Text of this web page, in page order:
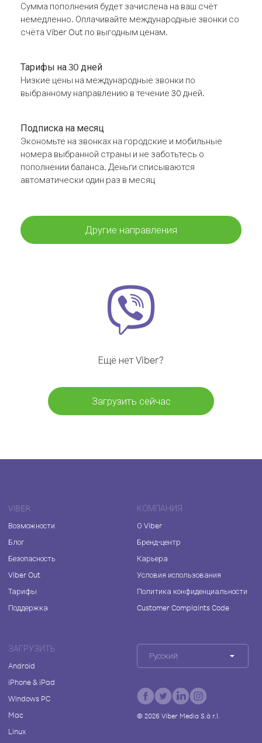
Сумма пополнения будет зачислена на ваш счёт
немедленно. Оплачивайте международные звонки со
счёта Viber Out по выгодным ценам.
Тарифы на 30 дней
Низкие цены на международные звонки по
выбранному направлению в течение 30 дней.
Подписка на месяц
Экономьте на звонках на городские и мобильные
номера выбранной страны и не заботьтесь о
пополнении баланса. Деньги списываются
автоматически один раз в месяц
Другие направления
Ещё нет Viber?
Загрузить сейчас
VIBER
Возможности
Блог
Безопасность
Viber Out
Тарифы
Поддержка
КОМПАНИЯ
О Viber
Бренд-центр
Карьера
Условия использования
Политика конфиденциальности
Customer Complaints Code
ЗАГРУЗИТЬ
Android
iPhone & iPad
Windows PC
Mac
Linux
Русский
© 2026Viber Media S.à r.l.